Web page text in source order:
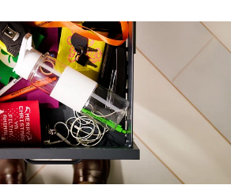
LinkedInTwitter